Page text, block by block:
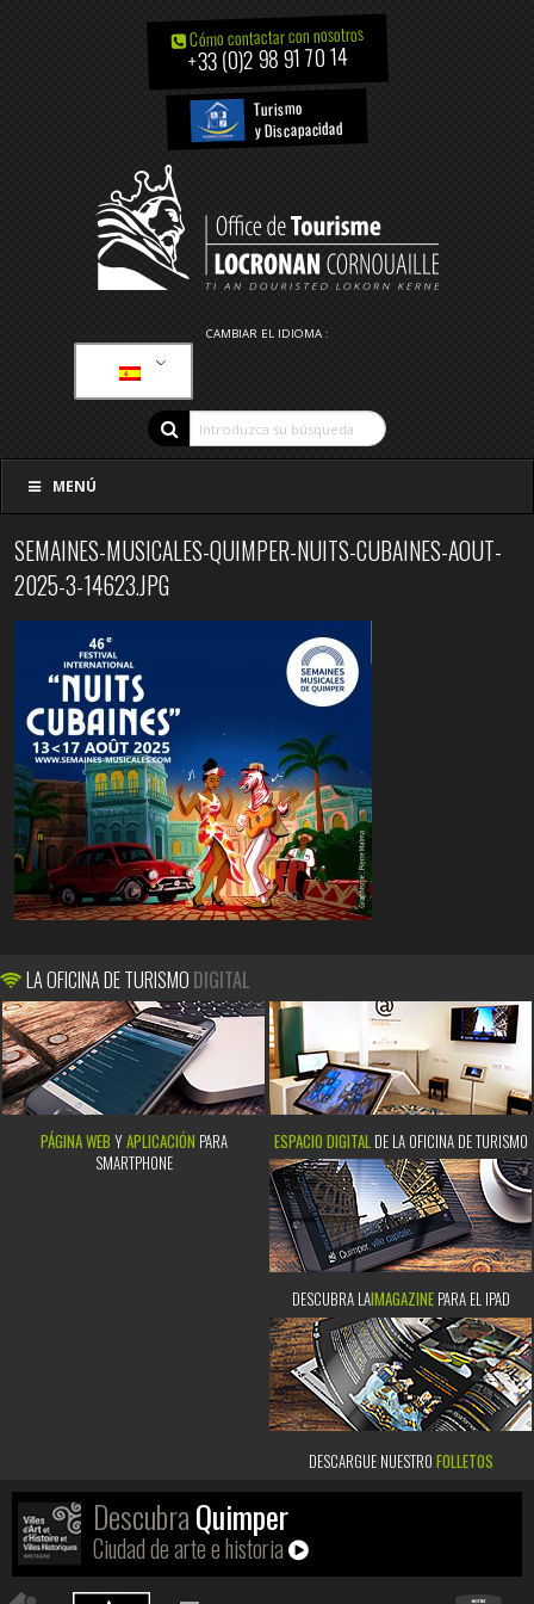
Cómo contactar con nosotros
+33 (0)2 98 91 70 14
Turismo
y Discapacidad
CAMBIAR EL IDIOMA :
MENÚ
SEMAINES-MUSICALES-QUIMPER-NUITS-CUBAINES-AOUT-
2025-3-14623.JPG
LA OFICINA DE TURISMO DIGITAL
PÁGINA WEB YAPLICACIÓN PARA
SMARTPHONE
ESPACIO DIGITAL DE LA OFICINA DE TURISMO
DESCUBRA LAIMAGAZINEPARA EL IPAD
DESCARGUE NUESTRO FOLLETOS
DescubraQuimper
Ciudad de arte e historia